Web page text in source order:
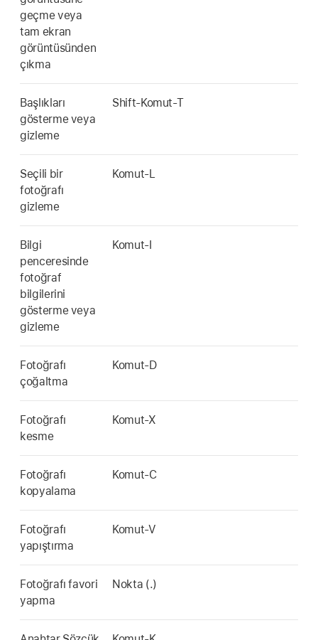
geçme veya
tam ekran
görüntüsünden
çıkma
Başlıkları
gösterme veya
gizleme
Shift-Komut-T
Seçili bir
fotoğrafı
gizleme
Komut-L
Bilgi
penceresinde
fotoğraf
bilgilerini
gösterme veya
gizleme
Komut-I
Fotoğrafı
çoğaltma
Komut-D
Fotoğrafı
kesme
Komut-X
Fotoğrafı
kopyalama
Komut-C
Fotoğrafı
yapıştırma
Komut-V
Fotoğrafı favori
yapma
Nokta (.)